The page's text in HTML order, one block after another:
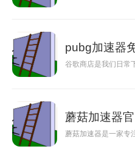
pubg加速器
谷歌商店是我们日常
蘑菇加速器
蘑菇加速器是一家专